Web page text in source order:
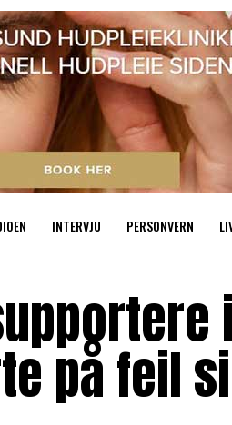
INTERVJU PERSONVERN
på feil